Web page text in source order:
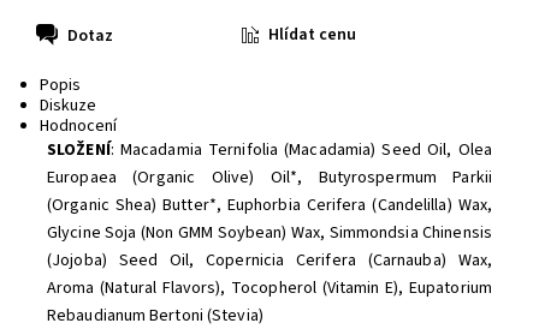
Dotaz Hlídat cenu
Popis
Diskuze
Hodnocení
SLOŽENÍ: Macadamia Ternifolia (Macadamia) Seed Oil, Olea
Europaea (Organic Olive) Oil*, Butyrospermum Parkii
(Organic Shea) Butter*, Euphorbia Cerifera (Candelilla) Wax,
Glycine Soja (Non GMM Soybean) Wax, Simmondsia Chinensis
(Jojoba) Seed Oil, Copernicia Cerifera (Carnauba) Wax,
Aroma (Natural Flavors), Tocopherol (Vitamin E), Eupatorium
Rebaudianum Bertoni (Stevia)